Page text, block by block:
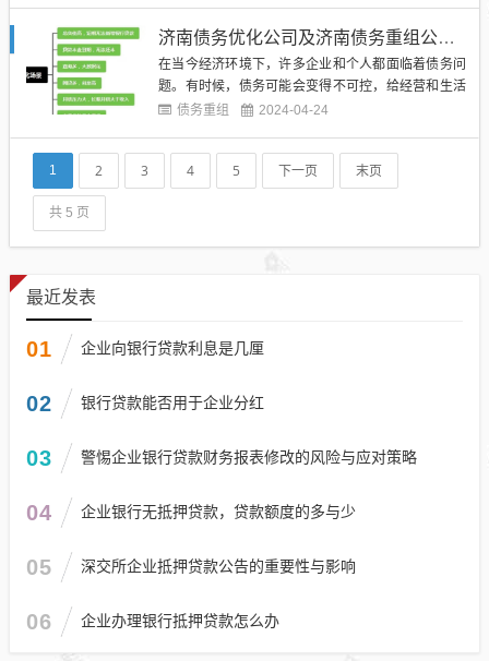
寻求债务优化公司的帮助。（图片来源网络，侵删）
债务优化公司是一种专业机构...
济南债务优化公司及济南债务重组公司：如何选择合适的财务解决方案
在当今经济环境下，许多企业和个人都面临着债务问
题。有时候，债务可能会变得不可控，给经营和生活
带来沉重的负担。在这种情况下，寻求专业的债务优
南作为一座经济发达的城市，拥有许多专业的财务服
务机构，为客户提供债务优化和重组方案。（图片来
源网络，侵删）济南债务优...
债务重组 2024-04-24
1 2 3 4 5 下一页 末页
共 5 页
最近发表
01 企业向银行贷款利息是几厘
02 银行贷款能否用于企业分红
03 警惕企业银行贷款财务报表修改的风险与应对策略
04 企业银行无抵押贷款，贷款额度的多与少
05 深交所企业抵押贷款公告的重要性与影响
06 企业办理银行抵押贷款怎么办